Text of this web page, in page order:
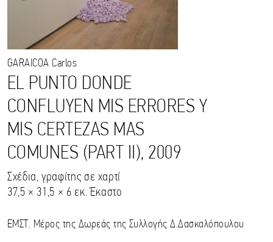
GARAICOA Carlos
EL PUNTO DONDE
CONFLUYEN MIS ERRORES Y
MIS CERTEZAS MAS
COMUNES (PART II), 2009
Σχέδια, γραφίτης σε χαρτί
37,5 × 31,5 × 6 εκ. Έκαστο
ΕΜΣΤ. Μέρος της Δωρεάς της Συλλογής Δ.Δασκαλόπουλου